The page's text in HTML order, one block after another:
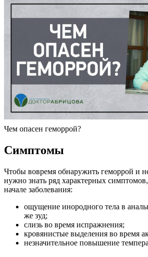
Чем опасен геморрой?
Симптомы
Чтобы вовремя обнаружить геморрой и
нужно знать ряд характерных
начале заболевания:
ощущение инородного тела в
же зуд;
слизь во время испражнения;
кровянистые выделения во время
незначительное повышение